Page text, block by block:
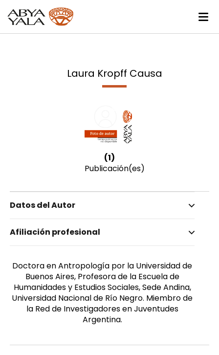
Laura Kropff Causa
(1)
Publicación(es)
Datos del Autor
Kropff Causa, Laura
Femenino
Afiliación profesional
Universidad Nacional de Río Negro. Instituto de
Investigaciones en Diversidad Cultural y Procesos
de Cambio. Río Negro, Argentina. Consejo
Nacional de Investigaciones Científicas y
Técnicas. Instituto de Investigaciones en
Diversidad Cultural y Procesos de Cambio. Río
Negro, Argentina.
Doctora en Antropología por la Universidad de
Buenos Aires, Profesora de la Escuela de
Humanidades y Estudios Sociales, Sede Andina,
Universidad Nacional de Río Negro. Miembro de
la Red de Investigadores en Juventudes
Argentina.